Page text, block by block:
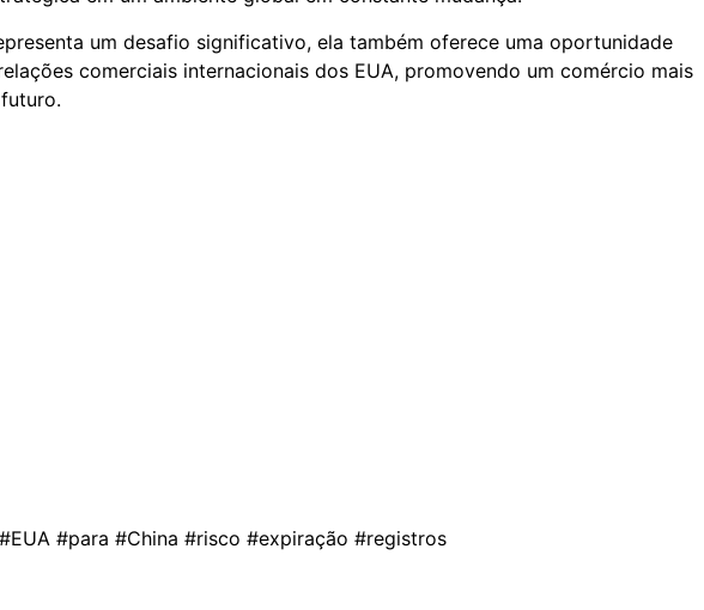
um desafio significativo, ela também oferece uma oportunidade
comerciais internacionais dos EUA, promovendo um comércio mais
#para #China #risco #expiração #registros